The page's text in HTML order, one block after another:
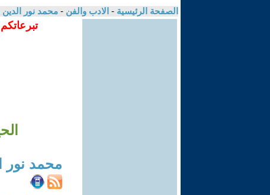
الصفحة الرئيسية - الادب والفن - محمد نور
محمد نور